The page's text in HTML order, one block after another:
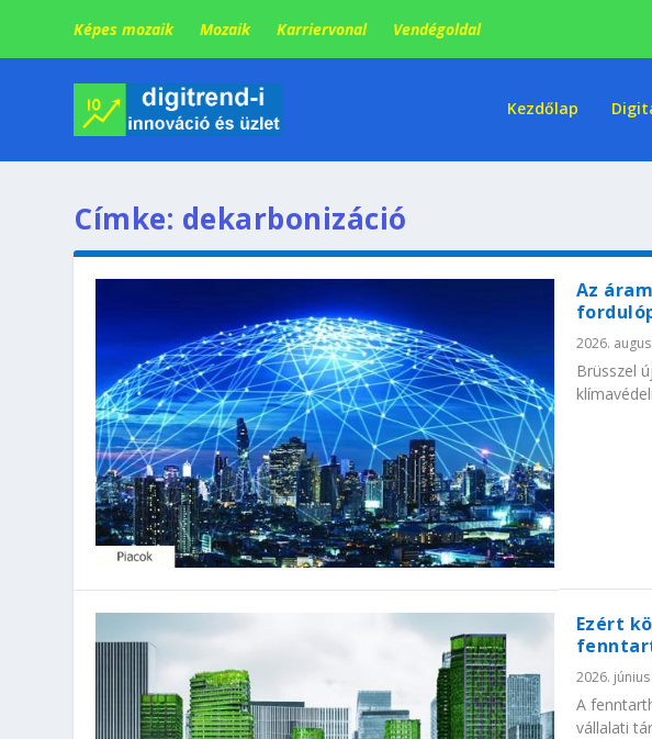
Képes mozaik Mozaik Karriervonal Vendégoldal
Kezdőlap
Címke: dekarbonizáció
Az
2026.
Brüsszel
Ezért
2026. június
A
vállalati